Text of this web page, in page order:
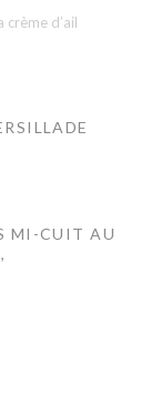
crème d’ail
MI-CUIT AU